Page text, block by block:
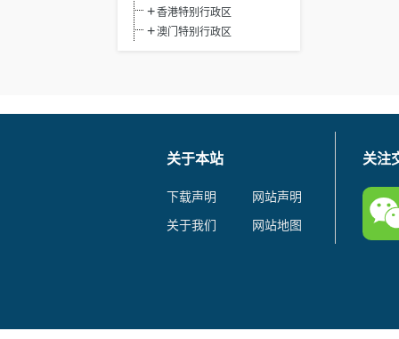
香港特别行政区
澳门特别行政区
关于本站
下载声明
网站声明
关于我们
网站地图
关注